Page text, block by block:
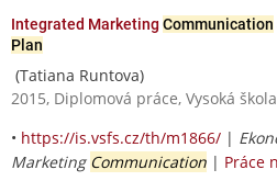
Integrated Marketing Communication
Plan
(Tatiana Runtova)
2015, Diplomová práce, Vysoká
• https://is.vsfs.cz/th/m1866/ |
Marketing Communication | Práce